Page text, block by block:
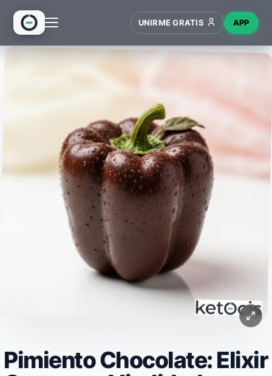
RECETAS
HUB
WIKI
NUEVO
UNIRME GRATIS APP
Pimiento Chocolate: Elixir